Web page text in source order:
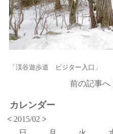
「渓谷遊歩道 ビジター入口」
前の記事へ
カレンダー
< 2015/02>